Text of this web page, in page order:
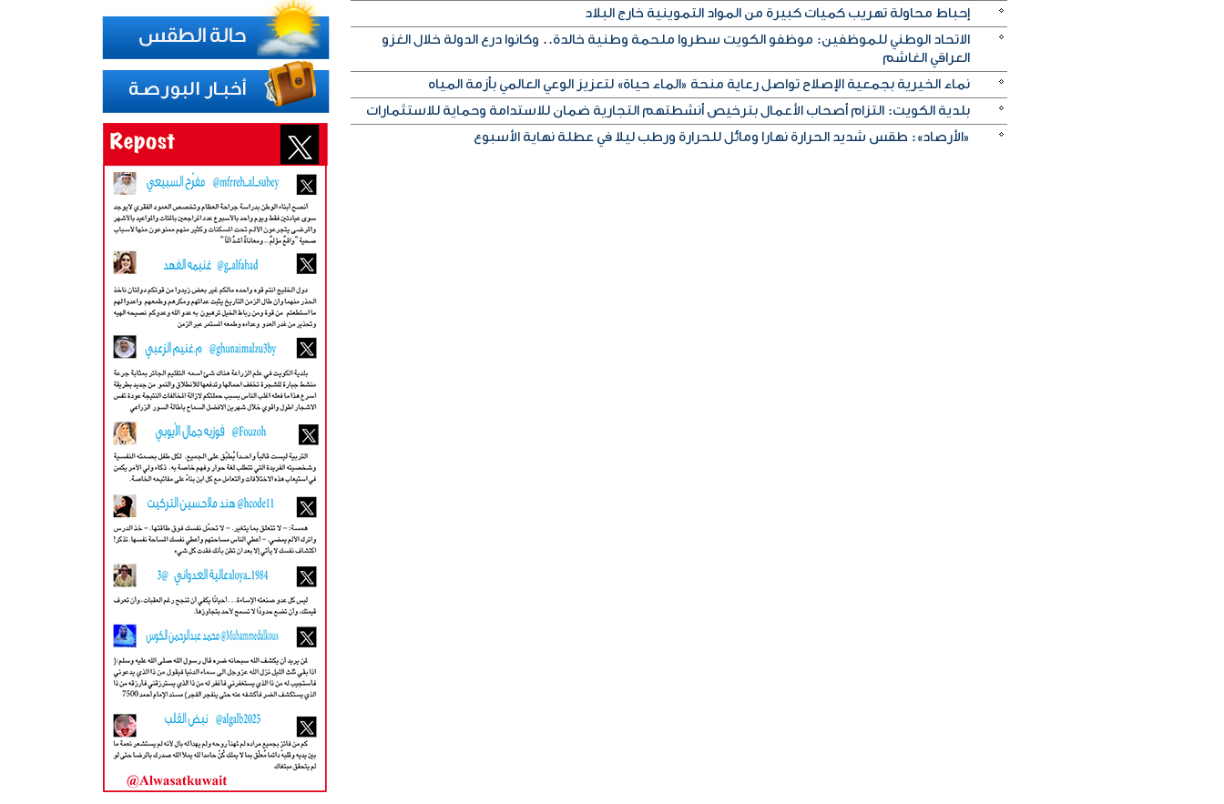
إحباط محاولة تهريب كميات كبيرة من المواد التموينية خارج البلاد
الاتحاد الوطني للموظفين: موظفو الكويت سطروا ملحمة وطنية خالدة.. وكانوا درع الدولة خلال الغزو
العراقي الغاشم
نماء الخيرية بجمعية الإصلاح تواصل رعاية منحة «الماء حياة» لتعزيز الوعي العالمي بأزمة المياه
بلدية الكويت: التزام أصحاب الأعمال بترخيص أنشطتهم التجارية ضمان للاستدامة وحماية للاستثمارات
«الأرصاد»: طقس شديد الحرارة نهارا ومائل للحرارة ورطب ليلا في عطلة نهاية الأسبوع